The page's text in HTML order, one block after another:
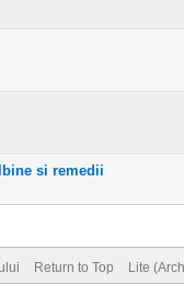
si remedii
Return to Top Lite